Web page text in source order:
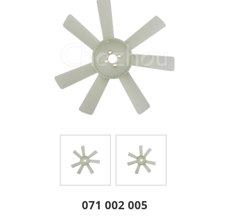
071 002 005